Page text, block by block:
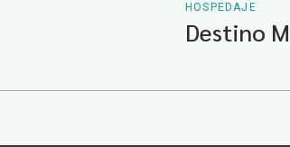
HOSPEDAJE
Destino